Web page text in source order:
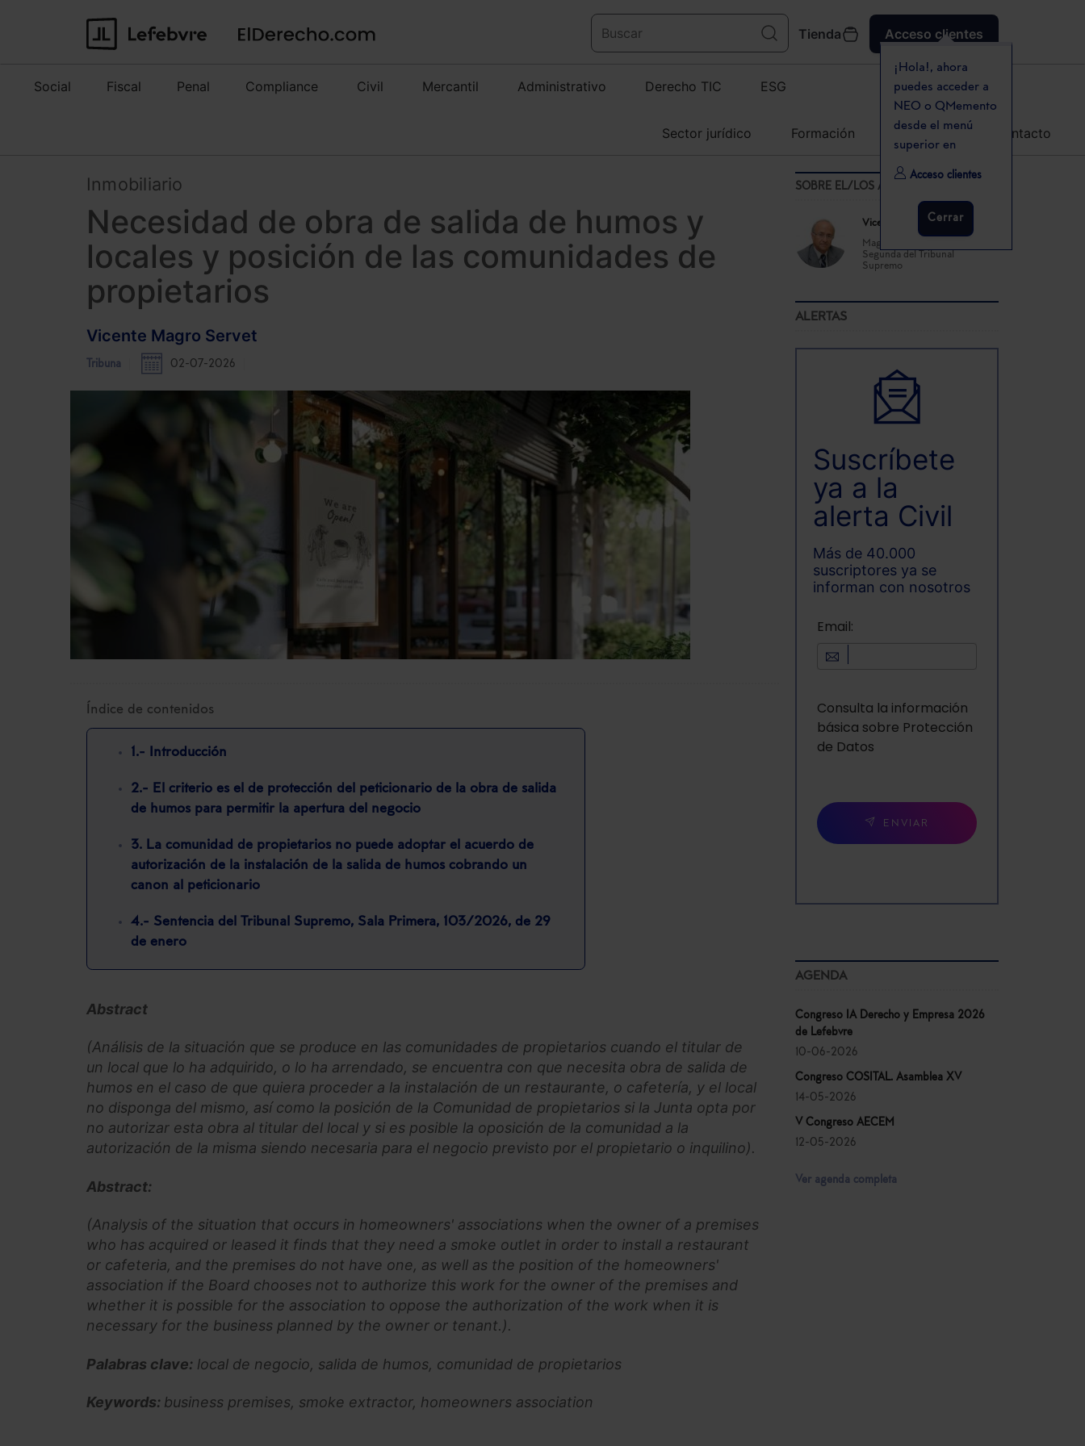
Tienda Acceso clientes
¡Hola!, ahora
puedes acceder a
NEO o QMemento
desde el menú
superior en
Acceso clientes
Cerrar
Social Fiscal Penal Compliance Civil Mercantil Administrativo Derecho TIC ESG
Sector jurídico Formación Agenda Contacto
Inmobiliario
Necesidad de obra de salida de humos y
locales y posición de las comunidades de
propietarios
Vicente Magro Servet
Tribuna 02-07-2026
Índice de contenidos
1.- Introducción
2.- El criterio es el de protección del peticionario de la obra de salida
de humos para permitir la apertura del negocio
3. La comunidad de propietarios no puede adoptar el acuerdo de
autorización de la instalación de la salida de humos cobrando un
canon al peticionario
4.- Sentencia del Tribunal Supremo, Sala Primera, 103/2026, de 29
de enero
Abstract
(Análisis de la situación que se produce en las comunidades de propietarios cuando el titular de
un local que lo ha adquirido, o lo ha arrendado, se encuentra con que necesita obra de salida de
humos en el caso de que quiera proceder a la instalación de un restaurante, o cafetería, y el local
no disponga del mismo, así como la posición de la Comunidad de propietarios si la Junta opta por
no autorizar esta obra al titular del local y si es posible la oposición de la comunidad a la
autorización de la misma siendo necesaria para el negocio previsto por el propietario o inquilino).
Abstract:
(Analysis of the situation that occurs in homeowners' associations when the owner of a premises
who has acquired or leased it finds that they need a smoke outlet in order to install a restaurant
or cafeteria, and the premises do not have one, as well as the position of the homeowners'
association if the Board chooses not to authorize this work for the owner of the premises and
whether it is possible for the association to oppose the authorization of the work when it is
necessary for the business planned by the owner or tenant.).
Palabras clave: local de negocio, salida de humos, comunidad de propietarios
Keywords: business premises, smoke extractor, homeowners association
SOBRE EL/LOS AUTOR(ES)
Vicente Magro Servet
Magistrado de la Sala
Segunda del Tribunal
Supremo
ALERTAS
Suscríbete
ya a la
alerta Civil
Más de 40.000
suscriptores ya se
informan con nosotros
Email:
Consulta la información
básica sobre Protección
de Datos
ENVIAR
AGENDA
Congreso IA Derecho y Empresa 2026
de Lefebvre
10-06-2026
Congreso COSITAL. Asamblea XV
14-05-2026
V Congreso AECEM
12-05-2026
Ver agenda completa